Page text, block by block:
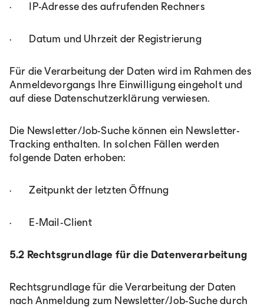
· IP-Adresse des aufrufenden Rechners
· Datum und Uhrzeit der Registrierung
Für die Verarbeitung der Daten wird im Rahmen des
Anmeldevorgangs Ihre Einwilligung eingeholt und
auf diese Datenschutzerklärung verwiesen.
Die Newsletter/Job-Suche können ein Newsletter-
Tracking enthalten. In solchen Fällen werden
folgende Daten erhoben:
· Zeitpunkt der letzten Öffnung
· E-Mail-Client
5.2 Rechtsgrundlage für die Datenverarbeitung
Rechtsgrundlage für die Verarbeitung der Daten
nach Anmeldung zum Newsletter/Job-Suche durch